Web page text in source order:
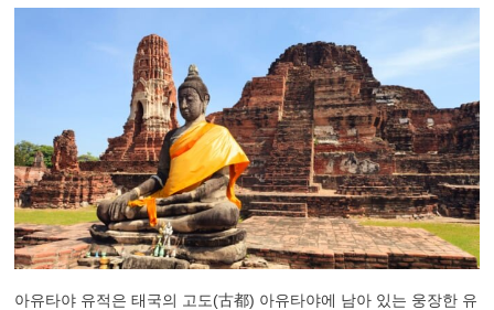
아유타야 유적은 태국의 고도(古都) 아유타야에 남아 있는 웅장한 유